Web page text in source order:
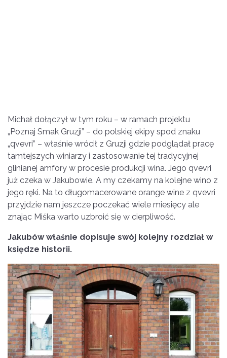
Michał dołączył w tym roku – w ramach projektu
„Poznaj Smak Gruzji” – do polskiej ekipy spod znaku
„qvevri” – właśnie wrócił z Gruzji gdzie podglądał pracę
tamtejszych winiarzy i zastosowanie tej tradycyjnej
glinianej amfory w procesie produkcji wina. Jego qvevri
już czeka w Jakubowie. A my czekamy na kolejne wino z
jego ręki. Na to długomacerowane orange wine z qvevri
przyjdzie nam jeszcze poczekać wiele miesięcy ale
znając Miśka warto uzbroić się w cierpliwość.
Jakubów właśnie dopisuje swój kolejny rozdział w
księdze historii.